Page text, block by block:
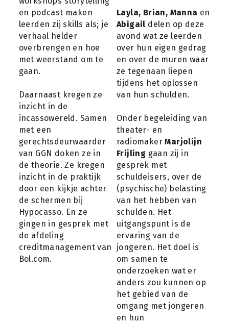
en podcast maken
leerden zij skills als; je
verhaal helder
overbrengen en hoe
met weerstand om te
gaan.
Daarnaast kregen ze
inzicht in de
incassowereld. Samen
met een
gerechtsdeurwaarder
van GGN doken ze in
de theorie. Ze kregen
inzicht in de praktijk
door een kijkje achter
de schermen bij
Hypocasso. En ze
gingen in gesprek met
de afdeling
creditmanagement van
Bol.com.
Layla, Brian, Manna
Abigail delen op deze
avond wat ze leerden
over hun eigen gedrag
en over de muren waar
ze tegenaan liepen
tijdens het oplossen
van hun schulden.
Onder begeleiding van
theater- en
radiomaker Marjolijn
Frijling gaan zij in
gesprek met
schuldeisers, over de
(psychische) belasting
van het hebben van
schulden. Het
uitgangspunt is de
ervaring van de
jongeren. Het doel is
om samen te
onderzoeken wat er
anders zou kunnen op
het gebied van de
omgang met jongeren
en hun